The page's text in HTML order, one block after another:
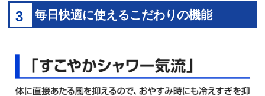
3 毎日快適に使えるこだわりの機能